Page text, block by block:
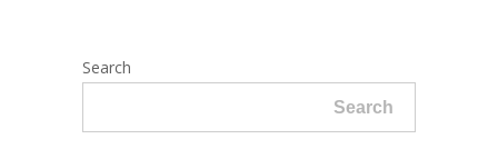
Search
Search